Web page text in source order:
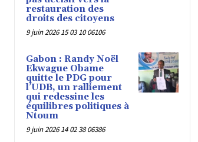
restauration des
droits des citoyens
9 juin 2026 15 03 10 06106
Gabon : Randy Noël
Ekwague Obame
quitte le PDG pour
l’UDB, un ralliement
qui redessine les
équilibres politiques à
Ntoum
9 juin 2026 14 02 38 06386